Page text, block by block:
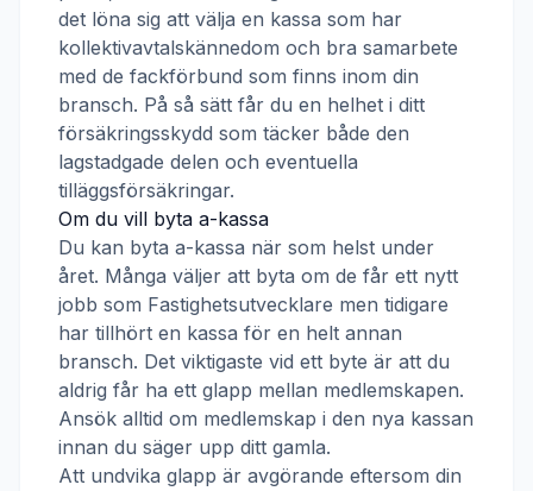
det löna sig att välja en kassa som har
kollektivavtalskännedom och bra samarbete
med de fackförbund som finns inom din
bransch. På så sätt får du en helhet i ditt
försäkringsskydd som täcker både den
lagstadgade delen och eventuella
tilläggsförsäkringar.
Om du vill byta a-kassa
Du kan byta a-kassa när som helst under
året. Många väljer att byta om de får ett nytt
jobb som Fastighetsutvecklare men tidigare
har tillhört en kassa för en helt annan
bransch. Det viktigaste vid ett byte är att du
aldrig får ha ett glapp mellan medlemskapen.
Ansök alltid om medlemskap i den nya kassan
innan du säger upp ditt gamla.
Att undvika glapp är avgörande eftersom din